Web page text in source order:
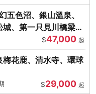
五色沼、銀山溫泉、
、第一只見川橋梁、
$47,000 起
花鹿、清水寺、環球
$29,000 起